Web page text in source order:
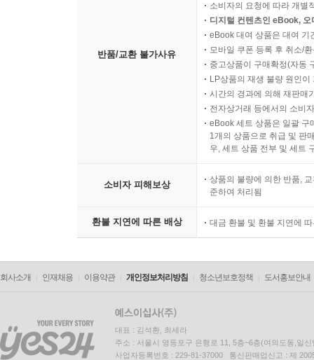
반품/교환 불가사유
소비자의 요청에 따라 개별
디지털 컨텐츠인 eBook,
eBook 대여 상품은 대여 기
모바일 쿠폰 등록 후 취소/
중고상품이 구매확정(자동
LP상품의 재생 불량 원인
시간의 경과에 의해 재판매
전자상거래 등에서의 소비
eBook 세트 상품은 일괄 구
1개의 상품으로 취급 및 판
우, 세트 상품 전부 및 세트
소비자 피해보상
상품의 불량에 의한 반품,
준하여 처리됨
환불 지연에 따른 배상 대금 환불 및 환불 지연에
회사소개 인재채용 이용약관 개인정보처리방침 청소년보호정책 도서홍보안내
대표 : 김석환, 최세라
주소 : 서울시 영등포구 은행로 11, 5층~6층(여의도동,일신
사업자등록번호 : 229-81-37000 통신판매업신고 : 제